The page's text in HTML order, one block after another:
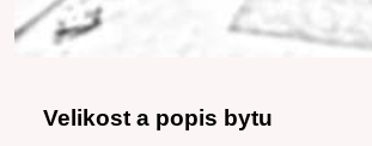
Velikost a popis bytu